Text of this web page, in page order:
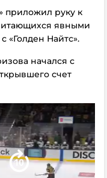
приложил руку к
явными
«Голден Найтс».
начался с
счет